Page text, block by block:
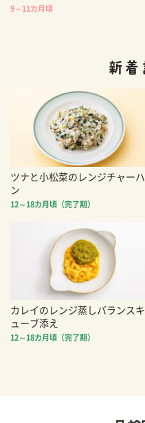
9～11カ月頃
ツナと小松菜のレンジチャーハ
ン
12～18カ月頃（完了期）
カレイのレンジ蒸しバランスキ
ューブ添え
12～18カ月頃（完了期）